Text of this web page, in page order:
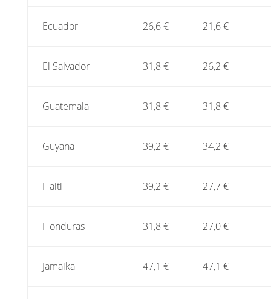
Ecuador 26,6 € 21,6 €
El Salvador 31,8 € 26,2 €
Guatemala 31,8 € 31,8 €
Guyana 39,2 € 34,2 €
Haiti 39,2 € 27,7 €
Honduras 31,8 € 27,0 €
Jamaika 47,1 € 47,1 €